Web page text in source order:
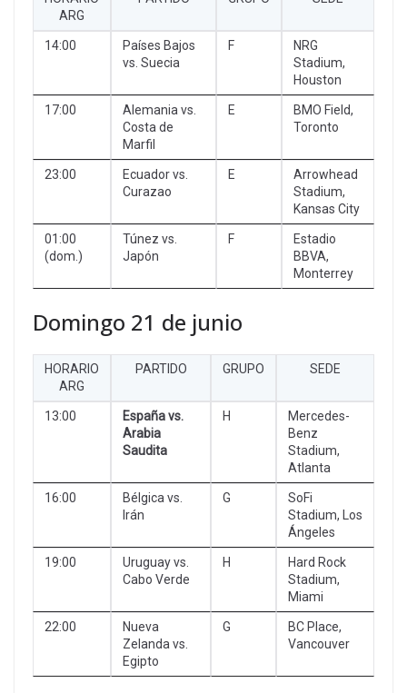
ARG
14:00
Países Bajos
vs. Suecia
F
NRG
Stadium,
Houston
17:00
Alemania vs.
Costa de
Marfil
E
BMO Field,
Toronto
23:00
Ecuador vs.
Curazao
E
Arrowhead
Stadium,
Kansas City
01:00
(dom.)
Túnez vs.
Japón
F
Estadio
BBVA,
Monterrey
Domingo 21 de junio
HORARIO
ARG
PARTIDO GRUPO SEDE
13:00
España vs.
Arabia
Saudita
H
Mercedes-
Benz
Stadium,
Atlanta
16:00
Bélgica vs.
Irán
G
SoFi
Stadium, Los
Ángeles
19:00
Uruguay vs.
Cabo Verde
H
Hard Rock
Stadium,
Miami
22:00
Nueva
Zelanda vs.
Egipto
G
BC Place,
Vancouver